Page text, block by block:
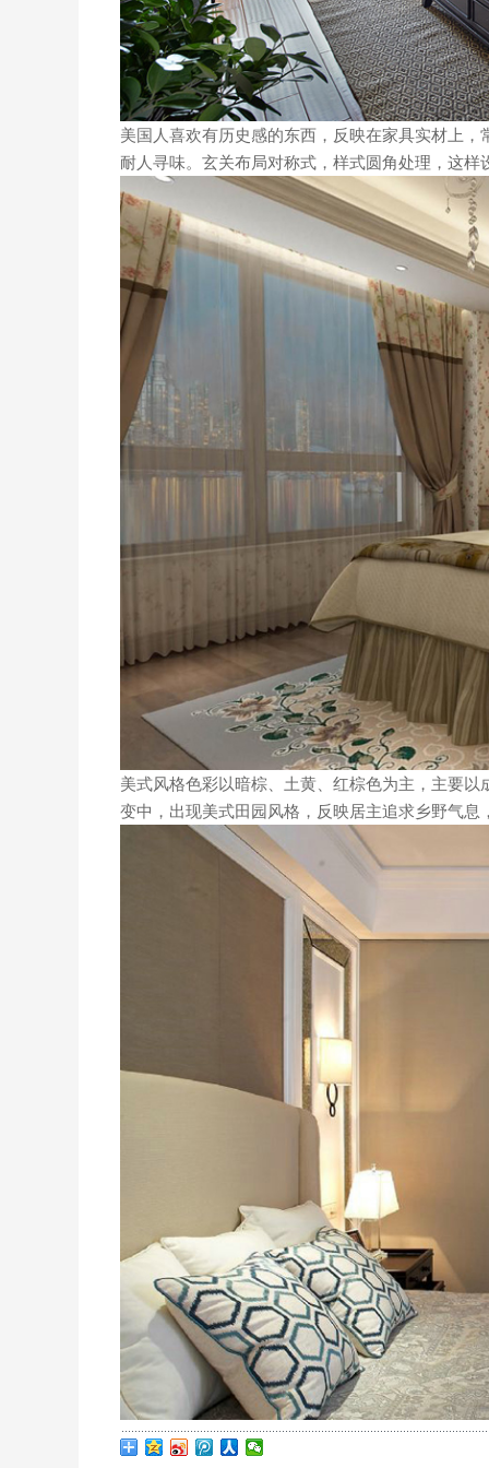
美国人喜欢有历史感的东西，反映在家具实材上
耐人寻味。玄关布局对称式，样式圆角处理，这
美式风格色彩以暗棕、土黄、红棕色为主，主要
变中，出现美式田园风格，反映居主追求乡野气